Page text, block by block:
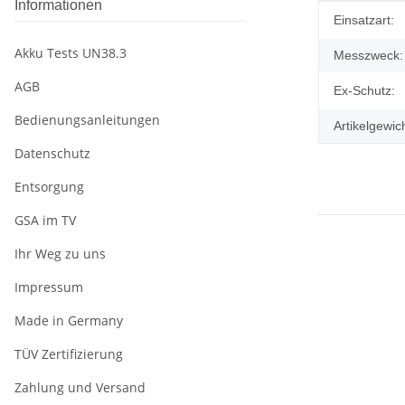
Wert
Einsatzart:
Messzweck:
Ex-Schutz:
Informationen
Akku Tests UN38.3
AGB
Bedienungsanleitungen
Datenschutz
Entsorgung
GSA im TV
Ihr Weg zu uns
Impressum
Made in Germany
TÜV Zertifizierung
Zahlung und Versand